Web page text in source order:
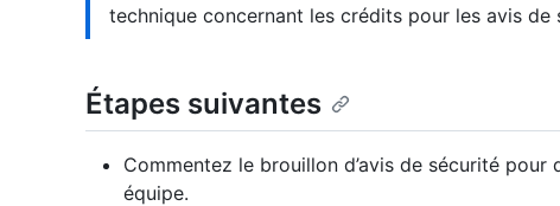
technique concernant les crédits pour les avis de
Étapes suivantes
Commentez le brouillon d’avis de sécurité
équipe.